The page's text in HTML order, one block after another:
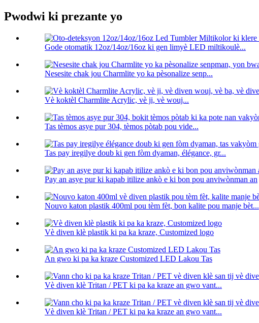
Pwodwi ki prezante yo
Gode ​​otomatik 12oz/14oz/16oz ki gen limyè LED miltikoulè...
Nesesite chak jou Charmlite yo ka pèsonalize senp...
Vè koktèl Charmlite Acrylic, vè ji, vè wouj...
Tas tèmos asye pur 304, tèmos pòtab pou vide...
Tas pay iregilye doub ki gen fòm dyaman, élégance, gr...
Pay an asye pur ki kapab itilize ankò e ki bon pou anviwònman an
Nouvo katon plastik 400ml pou tèm fèt, bon kalite pou manje bèt...
Vè diven klè plastik ki pa ka kraze, Customized logo
An gwo ki pa ka kraze Customized LED Lakou Tas
Vè diven klè Tritan / PET ki pa ka kraze an gwo vant...
Vè diven klè Tritan / PET ki pa ka kraze an gwo vant...